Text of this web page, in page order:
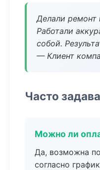
Делали ремонт
Работали
собой.
— Клиент
Часто
Можно ли
Да, возможна
согласно